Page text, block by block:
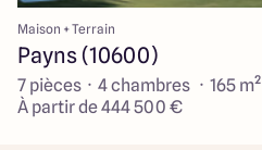
Maison + Terrain
Payns (10600)
7 pièces · 4 chambres · 165 m²
À partir de 444 500 €